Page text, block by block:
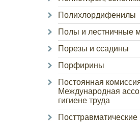
Полихлордифенилы
Полы и лестничные
Порезы и ссадины
Порфирины
Постоянная
Международная
гигиене труда